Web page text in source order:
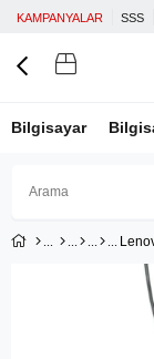
KAMPANYALAR SSS
Bilgisayar